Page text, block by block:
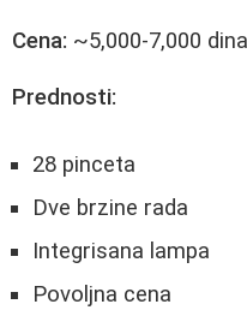
Cena: ~5,000-7,000
Prednosti:
28 pinceta
Dve brzine rada
Integrisana lampa
Povoljna cena